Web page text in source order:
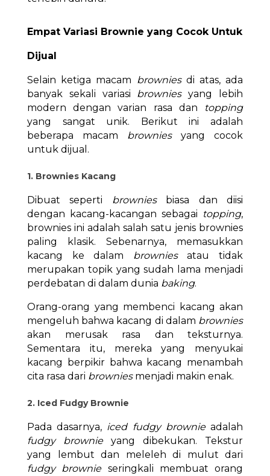
Empat Variasi Brownie yang Cocok Untuk
Dijual
Selain ketiga macam browniesdi atas, ada
banyak sekali variasi browniesyang lebih
modern dengan varian rasa dan
topping
yang sangat unik. Berikut ini adalah
beberapa macam browniesyang cocok
untuk dijual.
1. Brownies Kacang
Dibuat seperti browniesbiasa dan diisi
dengan kacang-kacangan sebagai topping,
brownies ini adalah salah satu jenis brownies
paling klasik. Sebenarnya, memasukkan
kacang ke dalam browniesatau tidak
merupakan topik yang sudah lama menjadi
perdebatan di dalam dunia baking.
Orang-orang yang membenci kacang akan
mengeluh bahwa kacang di dalam brownies
akan merusak rasa dan teksturnya.
Sementara itu, mereka yang menyukai
kacang berpikir bahwa kacang menambah
cita rasa dari browniesmenjadi makin enak.
2. Iced Fudgy Brownie
Pada dasarnya, iced fudgy brownieadalah
fudgy brownieyang dibekukan. Tekstur
yang lembut dan meleleh di mulut dari
fudgy brownieseringkali membuat orang